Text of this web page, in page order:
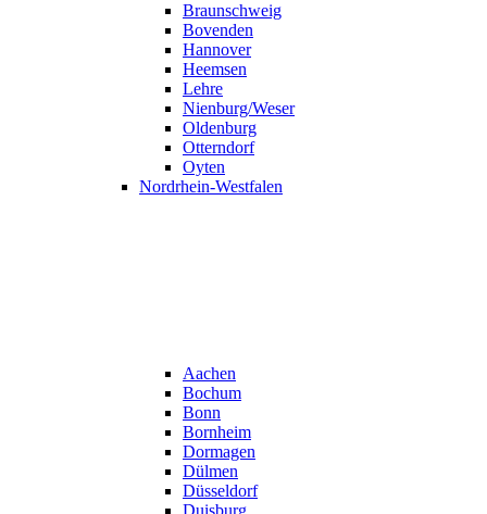
Braunschweig
Bovenden
Hannover
Heemsen
Lehre
Nienburg/Weser
Oldenburg
Otterndorf
Oyten
Nordrhein-Westfalen
Aachen
Bochum
Bonn
Bornheim
Dormagen
Dülmen
Düsseldorf
Duisburg